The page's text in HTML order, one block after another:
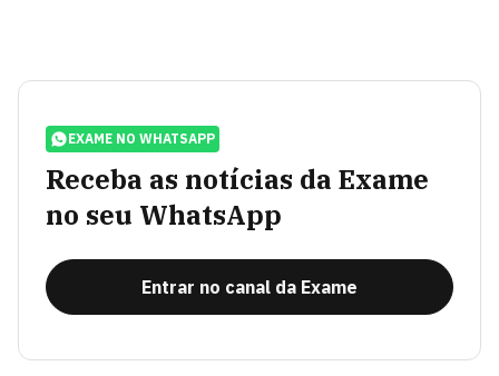
EXAME NO WHATSAPP
Receba as notícias da Exame
no seu WhatsApp
Entrar no canal da Exame